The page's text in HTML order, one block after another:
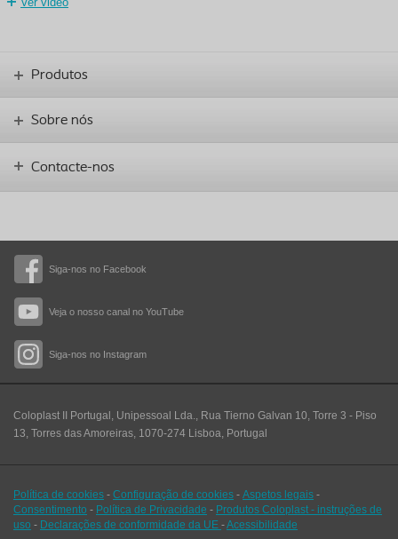
Siga-nos no Facebook
Veja o nosso canal no YouTube
Siga-nos no Instagram
Produtos
Sobre nós
Contacte-nos
Coloplast II Portugal, Unipessoal Lda., Rua Tierno Galvan 10, Torre 3 - Piso
13, Torres das Amoreiras, 1070-274 Lisboa, Portugal
Política de cookies - Configuração de cookies - Aspetos legais -
Consentimento - Política de Privacidade - Produtos Coloplast - instruções de
uso - Declarações de conformidade da UE -Acessibilidade